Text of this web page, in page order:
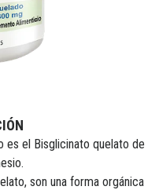
es el Bisglicinato quelato de
son una forma orgánica